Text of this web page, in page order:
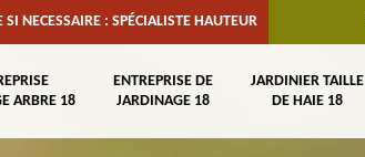
SI NECESSAIRE : SPÉCIALISTE HAUTEUR
ARBRE 18
ENTREPRISE DE
JARDINAGE 18
JARDINIER TAILLE
DE HAIE 18